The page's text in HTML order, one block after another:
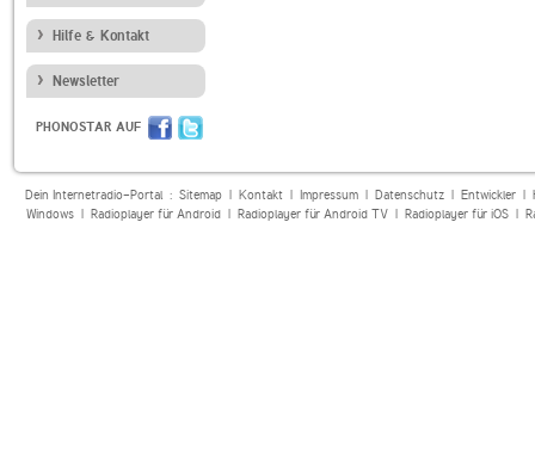
Hilfe & Kontakt
Newsletter
PHONOSTAR AUF
Dein Internetradio-Portal : Sitemap| Kontakt| Impressum| Datenschutz| Entwickler|
Windows| Radioplayer für Android| Radioplayer für Android TV| Radioplayer für iOS|